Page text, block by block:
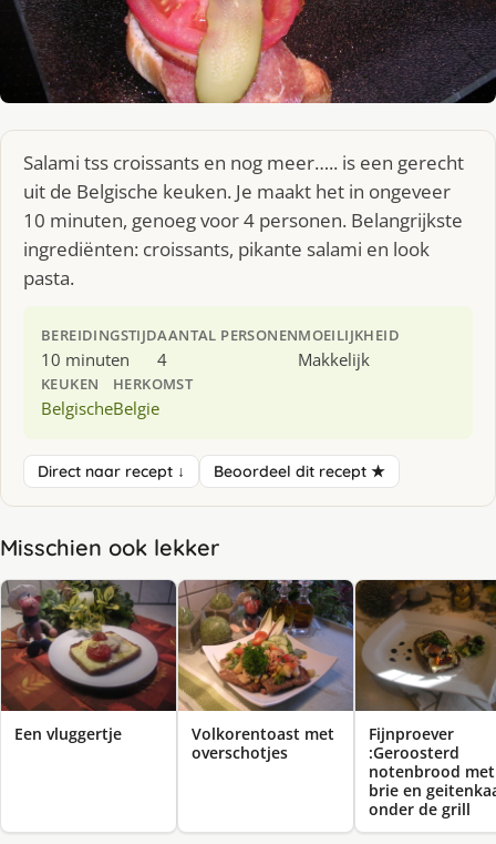
Salami tss croissants en nog meer….. is een gerecht
uit de Belgische keuken. Je maakt het in ongeveer
10 minuten, genoeg voor 4 personen. Belangrijkste
ingrediënten: croissants, pikante salami en look
pasta.
BEREIDINGSTIJD
10 minuten
AANTAL PERSONEN
4
MOEILIJKHEID
Makkelijk
KEUKEN
Belgische
HERKOMST
Belgie
Direct naar recept ↓ Beoordeel dit recept ★
Misschien ook lekker
Een vluggertje
Volkorentoast met
overschotjes
Fijnproever
:Geroosterd
notenbrood met
brie en
onder de grill